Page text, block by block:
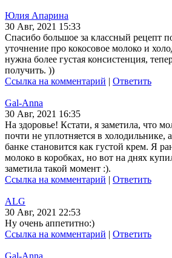
Юлия Апарина
30 Авг, 2021 15:33
Спасибо большое за классный рецепт
уточнение про кокосовое молоко и
нужна более густая консистенция,
получить. ))
Ссылка на комментарий
Ответить
Gal-Anna
30 Авг, 2021 16:35
На здоровье! Кстати, я заметила, что
почти не уплотняется в холодильнике,
банке становится как густой крем. Я
молоко в коробках, но вот на днях
заметила такой момент :).
Ссылка на комментарий
Ответить
ALG
30 Авг, 2021 22:53
Ну очень аппетитно:)
Ссылка на комментарий
Ответить